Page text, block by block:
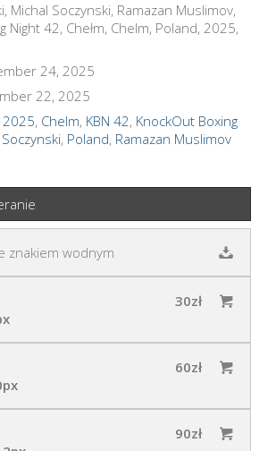
Michal Soczynski, Ramazan Muslimov,
Night 42, Chełm, Chelm, Poland, 2025,
24, 2025
22, 2025
2025, Chelm, KBN 42, KnockOut Boxing
, Poland, Ramazan Muslimov
znakiem wodnym
30zł
60zł
90zł